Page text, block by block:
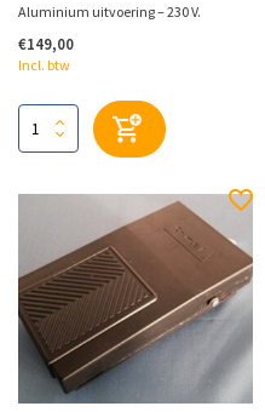
Aluminium uitvoering – 230 V.
€149,00
Incl. btw